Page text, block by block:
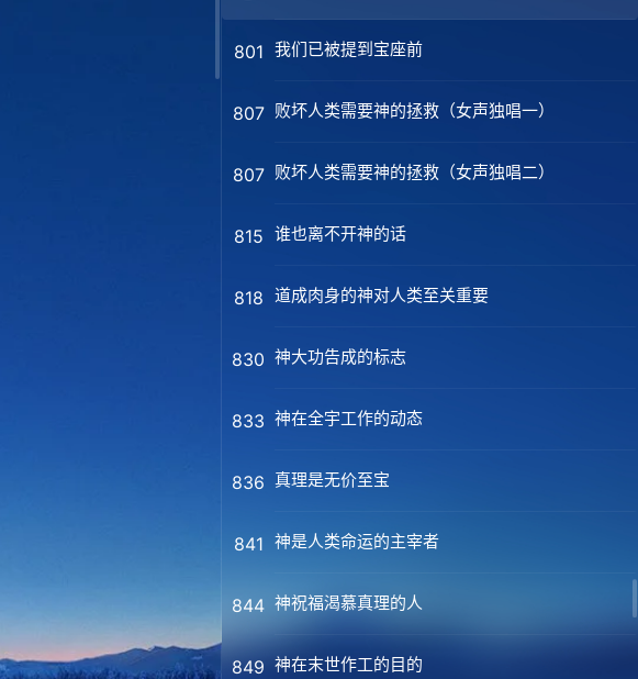
801 我们已被提到宝座前
807 败坏人类需要神的拯救（女声独唱一）
807 败坏人类需要神的拯救（女声独唱二）
815 谁也离不开神的话
818 道成肉身的神对人类至关重要
830 神大功告成的标志
833 神在全宇工作的动态
836 真理是无价至宝
841 神是人类命运的主宰者
844 神祝福渴慕真理的人
849 神在末世作工的目的